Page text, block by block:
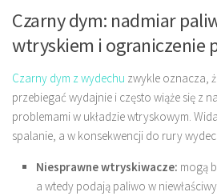
Czarny dym: nadmiar
wtryskiem i ograniczenie
Czarny dym z wydechu zwykle oznacza,
przebiegać wydajnie i często wiąże się z
problemami w układzie wtryskowym.
spalanie, a w konsekwencji do rury
Niesprawne wtryskiwacze: mogą
a wtedy podają paliwo w